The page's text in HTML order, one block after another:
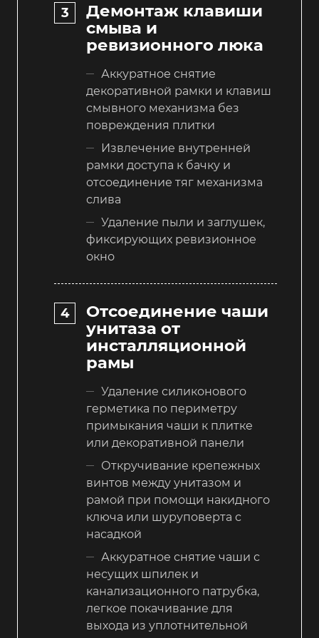
Демонтаж клавиши
смыва и
ревизионного люка
Аккуратное снятие
декоративной рамки и клавиш
смывного механизма без
повреждения плитки
Извлечение внутренней
рамки доступа к бачку и
отсоединение тяг механизма
слива
Удаление пыли и заглушек,
фиксирующих ревизионное
окно
Отсоединение чаши
унитаза от
инсталляционной
рамы
Удаление силиконового
герметика по периметру
примыкания чаши к плитке
или декоративной панели
Откручивание крепежных
винтов между унитазом и
рамой при помощи накидного
ключа или шуруповерта с
насадкой
Аккуратное снятие чаши с
несущих шпилек и
канализационного патрубка,
легкое покачивание для
выхода из уплотнительной